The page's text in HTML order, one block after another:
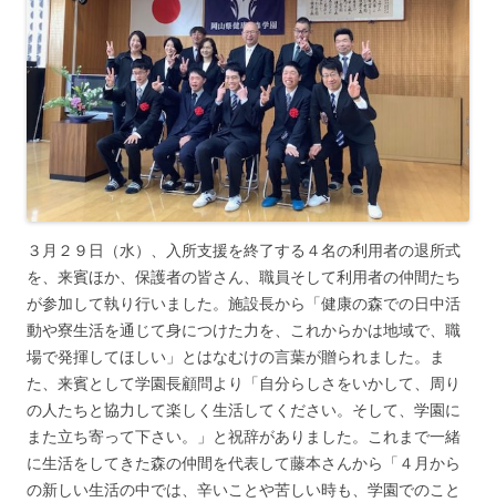
３月２９日（水）、入所支援を終了する４名の利用者の退所式
を、来賓ほか、保護者の皆さん、職員そして利用者の仲間たち
が参加して執り行いました。施設長から「健康の森での日中活
動や寮生活を通じて身につけた力を、これからかは地域で、職
場で発揮してほしい」とはなむけの言葉が贈られました。ま
た、来賓として学園長顧問より「自分らしさをいかして、周り
の人たちと協力して楽しく生活してください。そして、学園に
また立ち寄って下さい。」と祝辞がありました。これまで一緒
に生活をしてきた森の仲間を代表して藤本さんから「４月から
の新しい生活の中では、辛いことや苦しい時も、学園でのこと